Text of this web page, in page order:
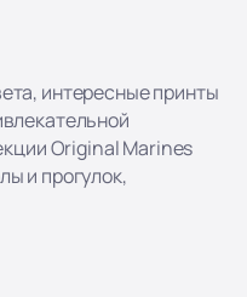
интересные принты
Original Marines
и прогулок,